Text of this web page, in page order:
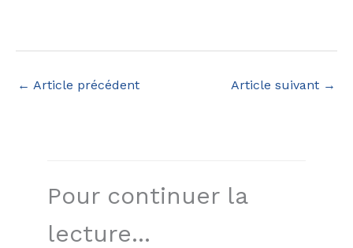
← Article précédent Article suivant →
Pour continuer la
lecture...